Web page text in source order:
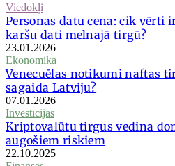
Viedokļi
Personas datu cena: cik vērti
karšu dati melnajā tirgū?
23.01.2026
Ekonomika
Venecuēlas notikumi naftas
sagaida Latviju?
07.01.2026
Investīcijas
Kriptovalūtu tirgus vedina
augošiem riskiem
22.10.2025